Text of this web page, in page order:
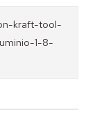
kraft-tool-
1-8-